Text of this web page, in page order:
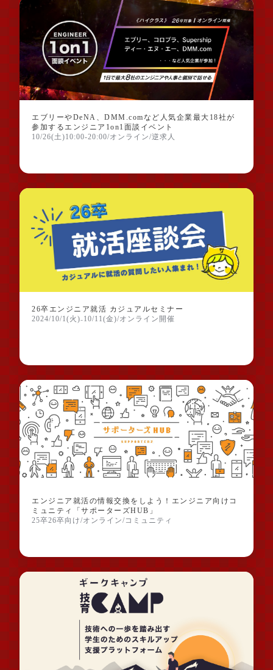
エブリーやDeNA、DMM.comなど人気企業最大18社が
参加するエンジニア1on1面談イベント
10/26(土)10:00-20:00/オンライン/逆求人
26卒エンジニア就活 カジュアルセミナー
2024/10/1(火)₋10/11(金)/オンライン開催
エンジニア就活の情報交換をしよう！エンジニア向けコ
ミュニティ「サポーターズHUB」
25卒26卒向け/オンライン/コミュニティ